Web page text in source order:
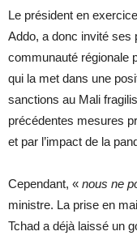
Le président en
Addo, a donc invité ses
communauté régionale
qui la met dans une
sanctions au Mali
précédentes mesures
et par l’impact de la
Cependant, « nous ne
ministre. La prise en
Tchad a déjà laissé un